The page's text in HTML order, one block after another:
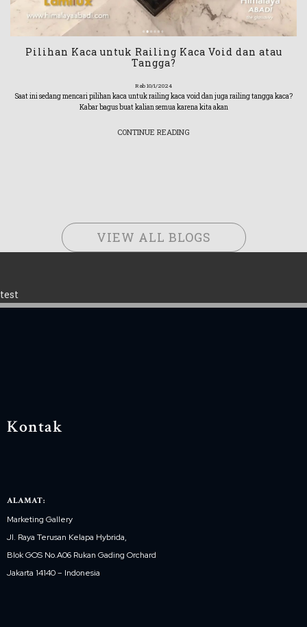
Pilihan Kaca untuk Railing Kaca Void dan atau
Tangga?
Rab 10/1/2024
Saat ini sedang mencari pilihan kaca untuk railing kaca void dan juga railing tangga kaca?
Kabar bagus buat kalian semua karena kita akan
CONTINUE READING
VIEW ALL BLOGS
test
Kontak
ALAMAT:
Marketing Gallery
Jl. Raya Terusan Kelapa Hybrida,
Blok GOS No.A06 Rukan Gading Orchard
Jakarta 14140 – Indonesia